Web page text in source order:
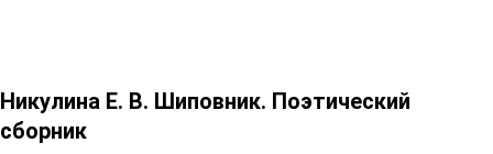
Никулина Е. В. Шиповник. Поэтический
сборник